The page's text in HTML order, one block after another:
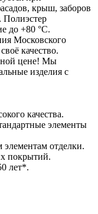
крыш, заборов
Полиэстер
до +80 °С.
Московского
качество.
цене! Мы
изделия с
качества.
элементы
отделки.
покрытий.
лет*.